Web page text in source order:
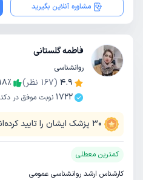
مشاوره آنلاین بگیرید
فاطمه گلستانی
روانشناسی
4.9
(
167 نظر) ٪
1722 نوبت موفق در
30 پزشک ایشان را تایید
کمترین معطلی
کارشناس ارشد روانشناسی عمومی